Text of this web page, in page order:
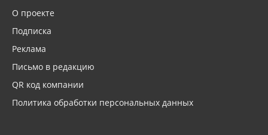
О проекте
Подписка
Реклама
Письмо в редакцию
QR код компании
Политика обработки персональных данных